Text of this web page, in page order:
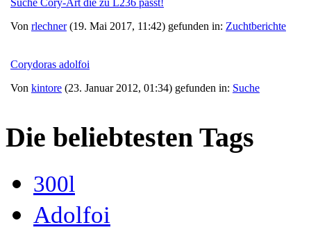
Suche Cory-Art die zu L236 passt!
Von rlechner(19. Mai 2017, 11:42) gefunden in: Zuchtberichte
Corydoras adolfoi
Von kintore (23. Januar 2012, 01:34) gefunden in: Suche
Die beliebtesten Tags
300l
Adolfoi